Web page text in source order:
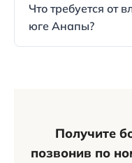
рекомендуется
покупкой дома и
коттеджные
Что требуется от
юге Анапы?
Получите
позвонив по